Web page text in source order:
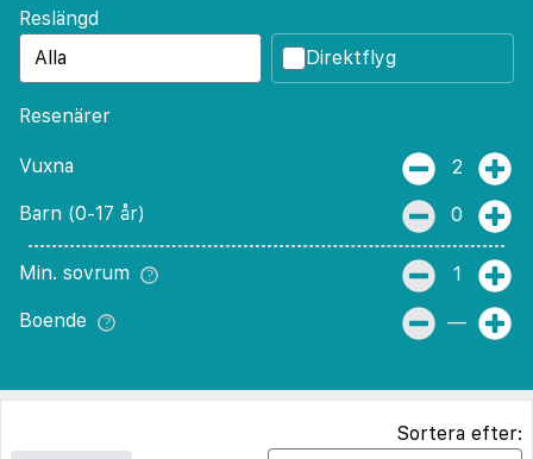
Reslängd
Direktflyg
Resenärer
Vuxna 2
Barn (0-17 år) 0
Min. sovrum 1
Boende —
Sortera efter: